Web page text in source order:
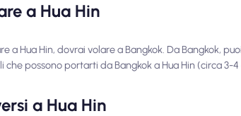
a Hua Hin
a Hua Hin, dovrai volare a Bangkok. Da Bangkok,
che possono portarti da Bangkok a Hua Hin (circa
a Hua Hin